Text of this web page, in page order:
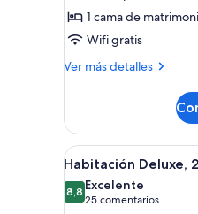
de
Habitación,
cama
grande
1 cama de
Wifi gratis
Ver más detalles
Más
1
cama
de
matrimonio
grande
Abrir
todas
las
6
Habitación Deluxe,
8,88,8 de 10
Excelente
25 comentarios
(25 comentarios)